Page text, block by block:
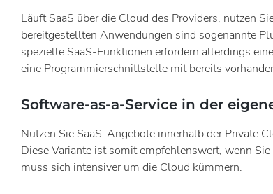
Läuft SaaS über die Cloud des Providers, nutzen
bereitgestellten Anwendungen sind sogenannte
spezielle SaaS-Funktionen erfordern allerdings
eine Programmierschnittstelle mit bereits
Software-as-a-Service in der
Nutzen Sie SaaS-Angebote innerhalb der Private
Diese Variante ist somit empfehlenswert, wenn
muss sich intensiver um die Cloud kümmern.